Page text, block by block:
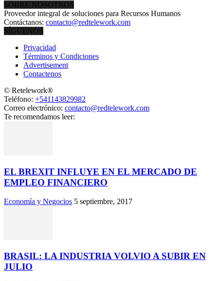
SOBRE NOSOTROS
Proveedor integral de soluciones para Recursos Humanos
Contáctanos: contacto@redtelework.com
SÍGUENOS
Privacidad
Términos y Condiciones
Advertisement
Contactenos
© Retelework®
Teléfono: +541143829982
Correo electrónico: contacto@redtelework.com
Te recomendamos leer:
EL BREXIT INFLUYE EN EL MERCADO DE
EMPLEO FINANCIERO
Economía y Negocios 5 septiembre, 2017
BRASIL: LA INDUSTRIA VOLVIO A SUBIR EN
JULIO